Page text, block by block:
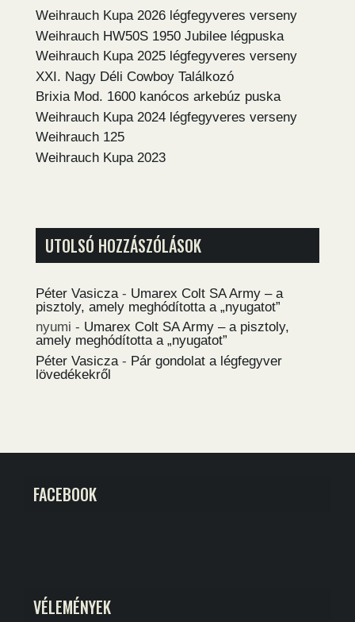
Weihrauch Kupa 2026 légfegyveres verseny
Weihrauch HW50S 1950 Jubilee légpuska
Weihrauch Kupa 2025 légfegyveres verseny
XXI. Nagy Déli Cowboy Találkozó
Brixia Mod. 1600 kanócos arkebúz puska
Weihrauch Kupa 2024 légfegyveres verseny
Weihrauch 125
Weihrauch Kupa 2023
UTOLSÓ HOZZÁSZÓLÁSOK
Péter Vasicza - Umarex Colt SA Army – a
pisztoly, amely meghódította a „nyugatot”
nyumi - Umarex Colt SA Army – a pisztoly,
amely meghódította a „nyugatot”
Péter Vasicza - Pár gondolat a légfegyver
lövedékekről
FACEBOOK
VÉLEMÉNYEK